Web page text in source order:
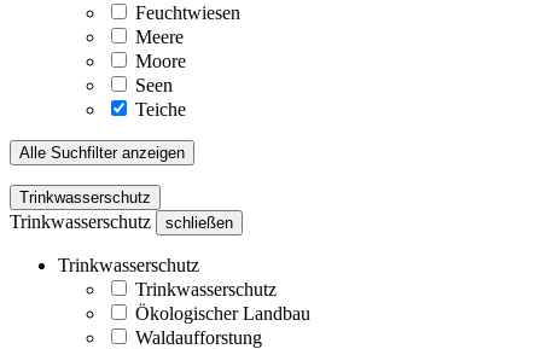
Feuchtwiesen
Meere
Moore
Seen
Teiche
Alle Suchfilter anzeigen
Trinkwasserschutz
Trinkwasserschutz schließen
Trinkwasserschutz
Trinkwasserschutz
Ökologischer Landbau
Waldaufforstung